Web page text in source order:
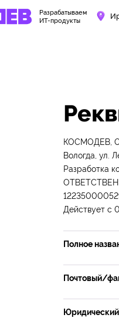
Разрабатываем
ИТ-продукты
КОСМОДЕВ,
Вологда, ул.
Разработка
Действует с
Полное
Почтовый/